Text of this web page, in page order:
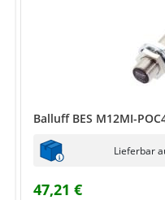
Balluff BES M12MI-
Lieferbar
47,21 €